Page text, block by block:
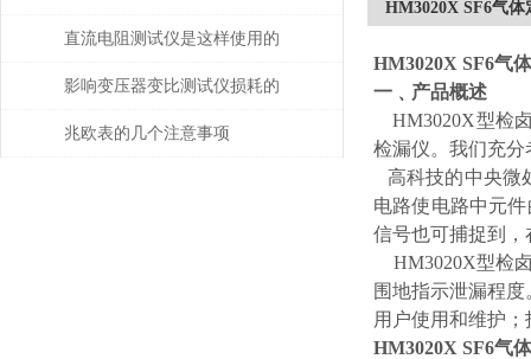
些？
直流电阻测试仪是这样使用的
吗？
影响变压器变比测试仪损耗的
主要因素是什么？
兆欧表的几个注意事项
HM3020X SF6气体
HM3020X SF6气
一﹑产品概述
HM3020X型检
检漏仪。我们充
高科技的中央微
电路使电路中元
信号也可捕捉到
HM3020X型检
围地指示泄漏程
用户使用和维护
HM3020X SF6气